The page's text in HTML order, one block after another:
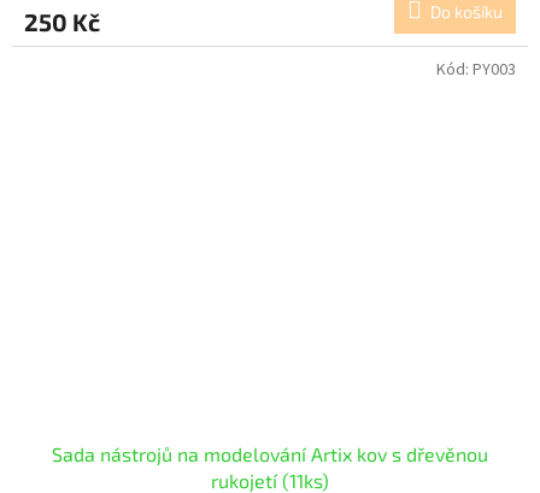
250 Kč Do košíku
Sada nástrojů na modelování Artix kov s dřevěnou
rukojetí (11ks)
Kód: PY003